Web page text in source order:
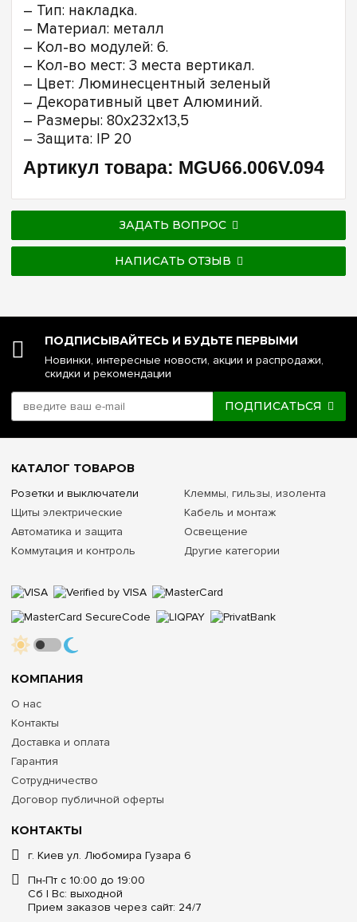
– Тип: накладка.
– Материал: металл
– Кол-во модулей: 6.
– Кол-во мест: 3 места вертикал.
– Цвет: Люминесцентный зеленый
– Декоративный цвет Алюминий.
– Размеры: 80х232х13,5
– Защита: IP 20
Артикул товара: MGU66.006V.094
ЗАДАТЬ ВОПРОС
НАПИСАТЬ ОТЗЫВ
ПОДПИСЫВАЙТЕСЬ И БУДЬТЕ ПЕРВЫМИ
Новинки, интересные новости, акции и распродажи,
скидки и рекомендации
ПОДПИСАТЬСЯ
КОНТАКТЫ
г. Киев ул. Любомира Гузара 6
Пн-Пт с 10:00 до 19:00
Сб | Вс: выходной
Прием заказов через сайт: 24/7
КОМПАНИЯ
О нас
Контакты
Доставка и оплата
Гарантия
Сотрудничество
Договор публичной оферты
КАТАЛОГ ТОВАРОВ
Розетки и выключатели
Щиты электрические
Автоматика и защита
Коммутация и контроль
Клеммы, гильзы, изолента
Кабель и монтаж
Освещение
Другие категории